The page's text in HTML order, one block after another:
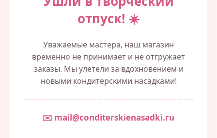
отпуск! ☀️
Уважаемые мастера, наш магазин
временно не принимает и не отгружает
заказы. Мы улетели за вдохновением и
новыми кондитерскими насадками!
✉️ mail@conditerskienasadki.ru